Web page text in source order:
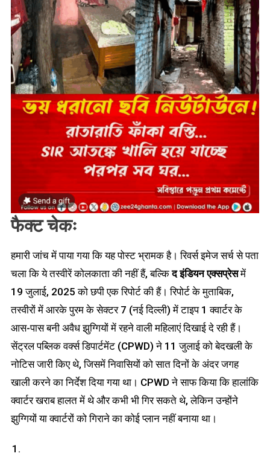
फैक्ट चेकः
हमारी जांच में पाया गया कि यह पोस्ट भ्रामक है। रिवर्स इमेज सर्च से पता
चला कि ये तस्वीरें कोलकाता की नहीं हैं, बल्किद इंडियन एक्सप्रेसमें
19 जुलाई, 2025 को छपी एक रिपोर्ट की हैं। रिपोर्ट के मुताबिक,
तस्वीरों में आरके पुरम के सेक्टर 7 (नई दिल्ली) में टाइप 1 क्वार्टर के
आस-पास बनी अवैध झुग्गियों में रहने वाली महिलाएं दिखाई दे रही हैं।
सेंट्रल पब्लिक वर्क्स डिपार्टमेंट (CPWD) ने 11 जुलाई को बेदखली के
नोटिस जारी किए थे, जिसमें निवासियों को सात दिनों के अंदर जगह
खाली करने का निर्देश दिया गया था। CPWD ने साफ किया कि हालांकि
क्वार्टर खराब हालत में थे और कभी भी गिर सकते थे, लेकिन उन्होंने
झुग्गियों या क्वार्टरों को गिराने का कोई प्लान नहीं बनाया था।